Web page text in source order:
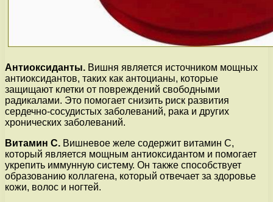
Антиоксиданты. Вишня является источником мощных
антиоксидантов, таких как антоцианы, которые
защищают клетки от повреждений свободными
радикалами. Это помогает снизить риск развития
сердечно-сосудистых заболеваний, рака и других
хронических заболеваний.
Витамин С. Вишневое желе содержит витамин С,
который является мощным антиоксидантом и помогает
укрепить иммунную систему. Он также способствует
образованию коллагена, который отвечает за здоровье
кожи, волос и ногтей.